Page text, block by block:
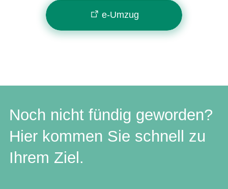
e-Umzug
Noch nicht fündig geworden?
Hier kommen Sie schnell zu
Ihrem Ziel.